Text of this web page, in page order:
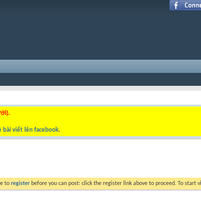
bài viết lên facebook.
to register before you can post: click the register link above to proceed. To